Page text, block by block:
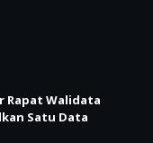
Rapat Walidata
Satu Data